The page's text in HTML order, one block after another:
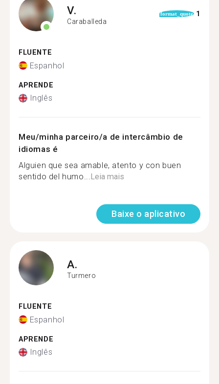
V.
Caraballeda
format_quote 1
FLUENTE
Espanhol
APRENDE
Inglês
Meu/minha parceiro/a de intercâmbio de
idiomas é
Alguien que sea amable, atento y con buen
sentido del humo...Leia mais
Baixe o aplicativo
A.
Turmero
FLUENTE
Espanhol
APRENDE
Inglês